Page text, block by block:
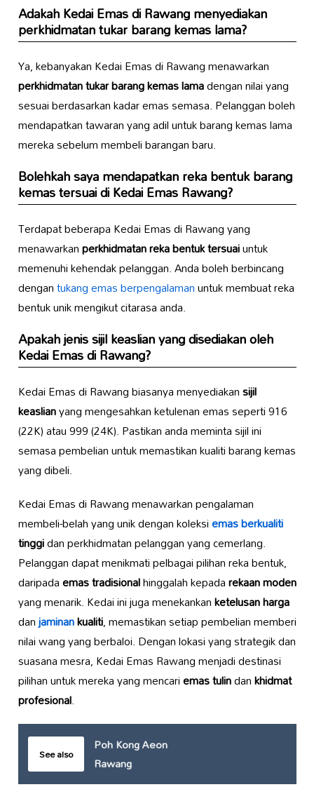
Adakah Kedai Emas di Rawang menyediakan
perkhidmatan tukar barang kemas lama?
Ya, kebanyakan Kedai Emas di Rawang menawarkan
perkhidmatan tukar barang kemas lamadengan nilai yang
sesuai berdasarkan kadar emas semasa. Pelanggan boleh
mendapatkan tawaran yang adil untuk barang kemas lama
mereka sebelum membeli barangan baru.
Bolehkah saya mendapatkanreka bentuk barang
kemas tersuaidi Kedai Emas Rawang?
Terdapat beberapa Kedai Emas di Rawang yang
menawarkanperkhidmatan reka bentuk tersuaiuntuk
memenuhi kehendak pelanggan. Anda boleh berbincang
dengantukang emas berpengalamanuntuk membuat reka
bentuk unik mengikut citarasa anda.
Apakah jenissijil keaslianyang disediakan oleh
Kedai Emas di Rawang?
Kedai Emas di Rawang biasanya menyediakansijil
keaslianyang mengesahkan ketulenan emas seperti 916
(22K) atau 999 (24K). Pastikan anda meminta sijil ini
semasa pembelian untuk memastikan kualiti barang kemas
yang dibeli.
Kedai Emas di Rawang menawarkan pengalaman
membeli-belah yang unik dengan koleksiemas berkualiti
tinggidan perkhidmatan pelanggan yang cemerlang.
Pelanggan dapat menikmati pelbagai pilihan reka bentuk,
daripadaemas tradisionalhinggalah kepadarekaan moden
yang menarik. Kedai ini juga menekankanketelusan harga
danjaminankualiti, memastikan setiap pembelian memberi
nilai wang yang berbaloi. Dengan lokasi yang strategik dan
suasana mesra, Kedai Emas Rawang menjadi destinasi
pilihan untuk mereka yang mencariemas tulindankhidmat
profesional.
See also
Poh Kong Aeon
Rawang